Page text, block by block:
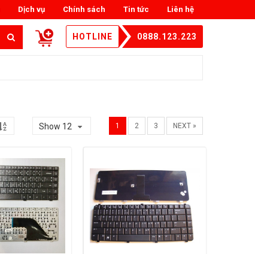
Liên hệ
Tin tức
Chính sách
Dịch vụ
HOTLINE 0888.123.223
1 2 3 NEXT »
Show 12